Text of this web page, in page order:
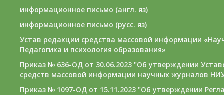
информационное письмо (англ. яз)
информационное письмо (русс. яз)
Устав редакции средства массовой информации
Педагогика и психология образования»
Приказ № 636-ОД от 30.06.2023 "Об утверждении
средств массовой информации научных журналов
Приказ № 1097-ОД от 15.11.2023 "Об утверждении